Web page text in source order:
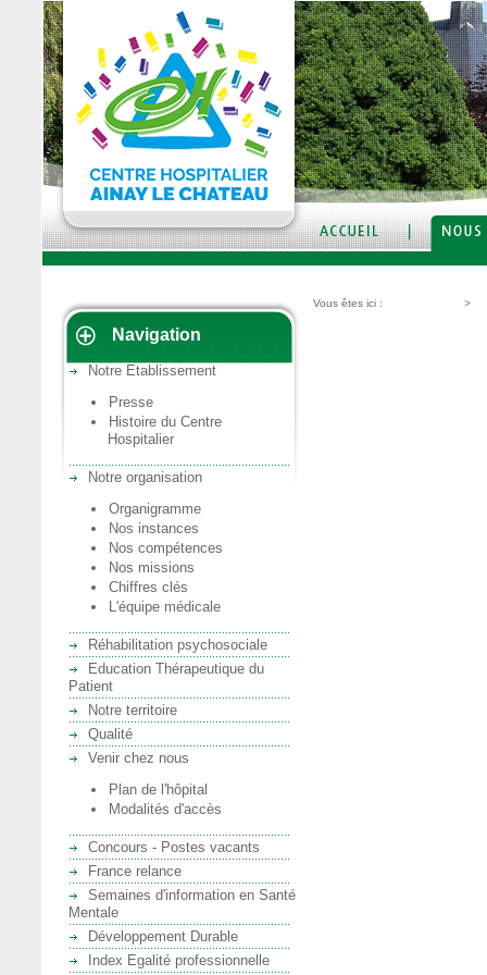
Navigation
Notre Etablissement
Presse
Histoire du Centre
Hospitalier
Notre organisation
Organigramme
Nos instances
Nos compétences
Nos missions
Chiffres clés
L'équipe médicale
Réhabilitation psychosociale
Education Thérapeutique du
Patient
Notre territoire
Qualité
Venir chez nous
Plan de l'hôpital
Modalités d'accès
Concours - Postes vacants
France relance
Semaines d'information en Santé
Mentale
Développement Durable
Index Egalité professionnelle
Vous êtes ici : >